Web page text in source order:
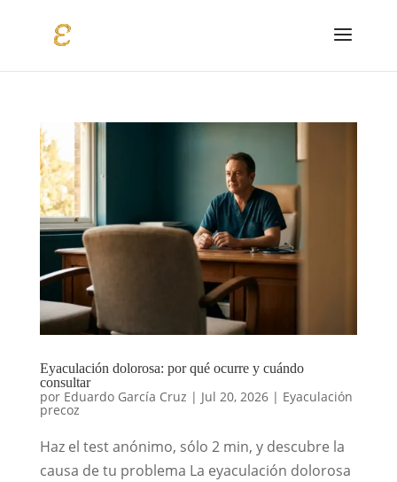
Eyaculación dolorosa: por qué ocurre y cuándo
consultar
por Eduardo García Cruz | Jul 20, 2026| Eyaculación
precoz
Haz el test anónimo, sólo 2 min, y descubre la
causa de tu problema La eyaculación dolorosa